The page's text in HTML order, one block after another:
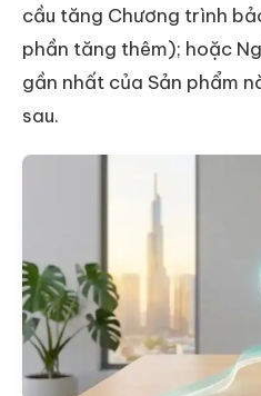
cầu tăng Chương trình
phần tăng thêm); hoặc
gần nhất của Sản phẩm
sau.